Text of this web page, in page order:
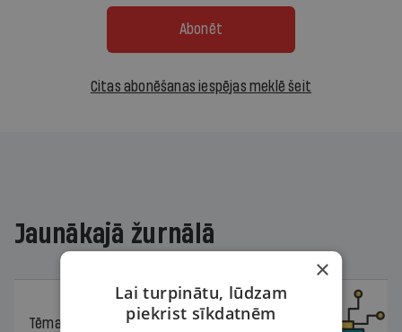
Abonēt
Citas abonēšanas iespējas meklē šeit
Jaunākajā žurnālā
Tēma
04.08.2026.
×
Lai turpinātu, lūdzam
piekrist sīkdatnēm